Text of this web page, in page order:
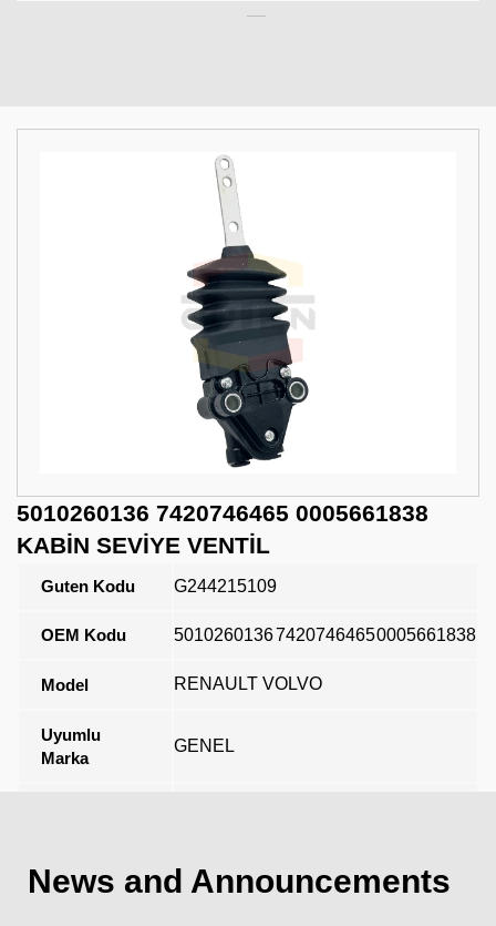
5010260136 7420746465 0005661838
KABİN SEVİYE VENTİL
Guten Kodu G244215109
OEM Kodu 501026013674207464650005661838
Model RENAULT VOLVO
Uyumlu
Marka
GENEL
News and Announcements